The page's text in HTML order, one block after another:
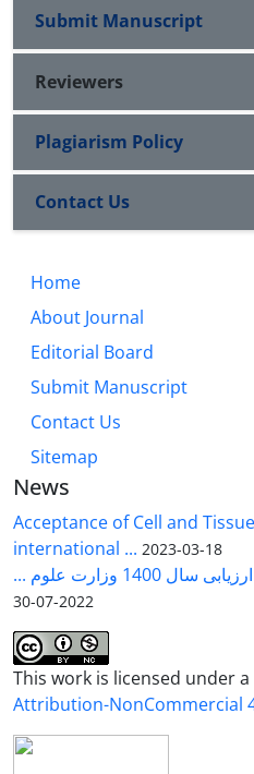
Submit Manuscript
Reviewers
Plagiarism Policy
Contact Us
Home
About Journal
Editorial Board
Submit Manuscript
Contact Us
Sitemap
News
Acceptance of Cell and
international ... 2023-03-18
وزارت علوم ...
2022-07-30
This work is licensed under a
Attribution-NonCommercial